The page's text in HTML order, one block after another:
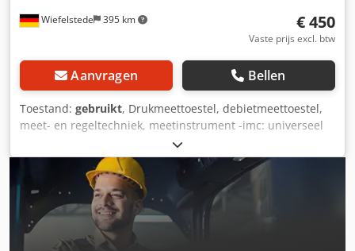
Wiefelstede 395 km € 450
Vaste prijs excl. btw
Aanvragen Bellen
Toestand: gebruikt, Drukmeettoestel, debietmeettoestel,
meet- en regeltechniek, meetinstrument -imc: universeel
meetapparaat µ-MUSYCS -Voltage: 110 - 230 V AC/DC
Cedpfx Ajfkpifedperf -Afmetingen: 330/345/H145 mm -
Gewicht: 6,4 kg